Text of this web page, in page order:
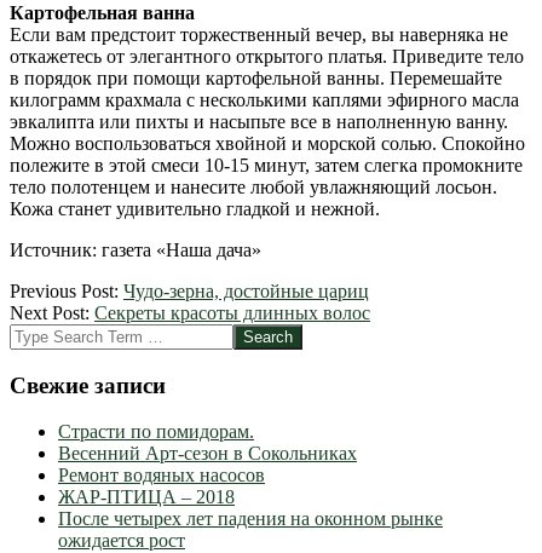
Картофельная ванна
Если вам предстоит торжественный вечер, вы наверняка не
откажетесь от элегантного открытого платья. Приведите тело
в порядок при помощи картофельной ванны. Перемешайте
килограмм крахмала с несколькими каплями эфирного масла
эвкалипта или пихты и насыпьте все в наполненную ванну.
Можно воспользоваться хвойной и морской солью. Спокойно
полежите в этой смеси 10-15 минут, затем слегка промокните
тело полотенцем и нанесите любой увлажняющий лосьон.
Кожа станет удивительно гладкой и нежной.
Источник: газета «Наша дача»
2012-
06-
29
Previous Post: Чудо-зерна, достойные цариц
Next Post: Секреты красоты длинных волос
Search
Свежие записи
Страсти по помидорам.
Весенний Арт-сезон в Сокольниках
Ремонт водяных насосов
ЖАР-ПТИЦА – 2018
После четырех лет падения на оконном рынке
ожидается рост